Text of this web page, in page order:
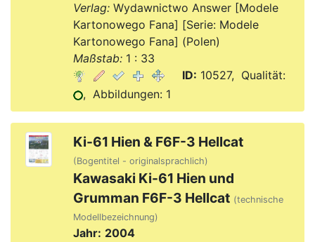
Verlag:Wydawnictwo Answer [Modele
Kartonowego Fana] [Serie: Modele
Kartonowego Fana] (Polen)
Maßstab:1 : 33
ID: 10527, Qualität:
, Abbildungen: 1
Ki-61 Hien & F6F-3 Hellcat
(Bogentitel - originalsprachlich)
Kawasaki Ki-61 Hien und
Grumman F6F-3 Hellcat (technische
Modellbezeichnung)
Jahr: 2004